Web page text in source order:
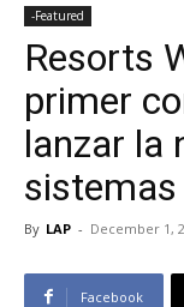
-Featured
Resorts
primer
lanzar la
By LAP - December 1,
Facebook